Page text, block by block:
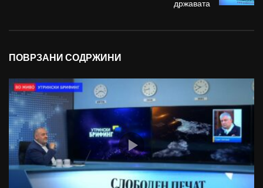
државата
ПОВРЗАНИ СОДРЖИНИ